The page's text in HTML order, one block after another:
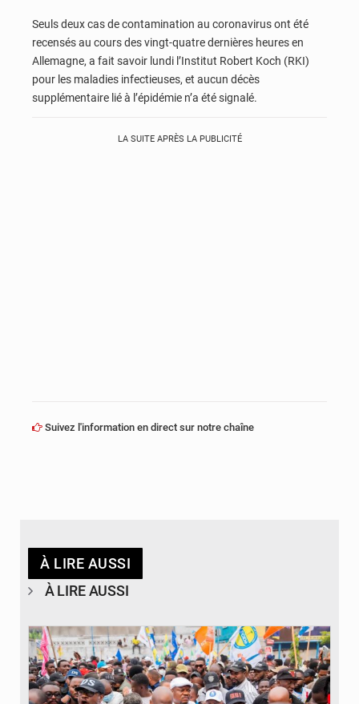
Seuls deux cas de contamination au coronavirus ont été
recensés au cours des vingt-quatre dernières heures en
Allemagne, a fait savoir lundi l’Institut Robert Koch (RKI)
pour les maladies infectieuses, et aucun décès
supplémentaire lié à l’épidémie n’a été signalé.
LA SUITE APRÈS LA PUBLICITÉ
Suivez l'information en direct sur notre chaîne
À LIRE AUSSI
À LIRE AUSSI